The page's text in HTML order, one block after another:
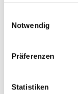
unserer
Notwendig
Präferenzen
Statistiken
229 Titel, die
Romanen
Deutschen